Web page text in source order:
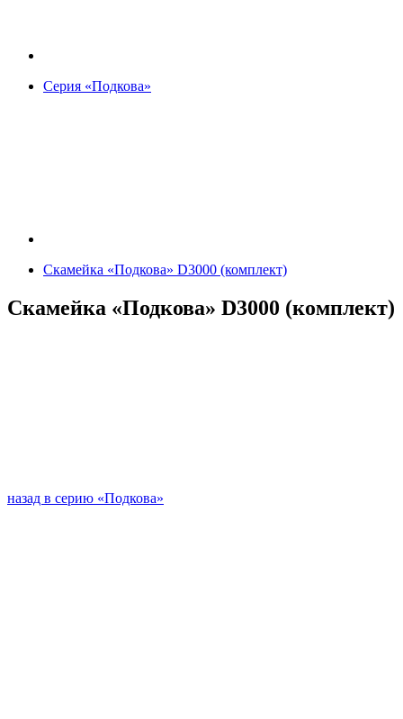
Серия «Подкова»
Скамейка «Подкова» D3000 (комплект)
Скамейка «Подкова» D3000 (комплект)
назад в серию «Подкова»